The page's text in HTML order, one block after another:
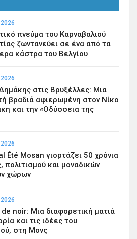
πνεύμα του Καρναβαλιού
ζωντανεύει σε ένα από τα
κάστρα του Βελγίου
στις Βρυξέλλες: Μια
βραδιά αφιερωμένη στον Νίκο
και την «Οδύσσεια της
Été Mosan γιορτάζει 50 χρόνια
πολιτισμού και μοναδικών
χώρων
noir: Μια διαφορετική ματιά
και τις ιδέες του
στη Μονς